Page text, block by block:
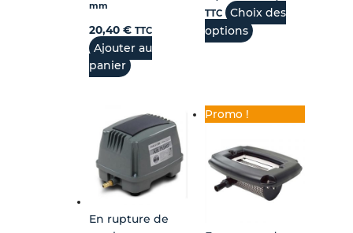
mm
20,40 € TTC
Ajouter au
panier
TTC
Choix des
options
En rupture de
Promo !